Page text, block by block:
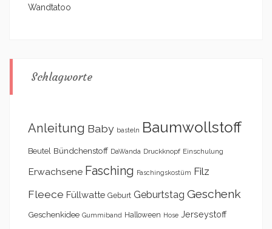
Wandtatoo
Schlagworte
Anleitung Baby basteln Baumwollstoff
Beutel Bündchenstoff DaWanda Druckknopf Einschulung
Erwachsene Fasching Faschingskostüm Filz
Fleece Füllwatte Geburt Geburtstag Geschenk
Geschenkidee Gummiband Halloween Hose Jerseystoff